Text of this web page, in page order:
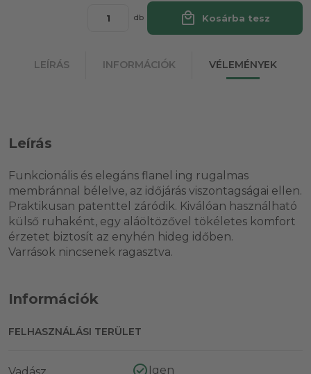
db local_mall Kosárba tesz
LEÍRÁS INFORMÁCIÓK VÉLEMÉNYEK
Leírás
Funkcionális és elegáns flanel ing rugalmas
membránnal bélelve, az időjárás viszontagságai ellen.
Praktikusan patenttel záródik. Kiválóan használható
külső ruhaként, egy aláöltözővel tökéletes komfort
érzetet biztosít az enyhén hideg időben.
Varrások nincsenek ragasztva.
Információk
FELHASZNÁLÁSI TERÜLET
Igen